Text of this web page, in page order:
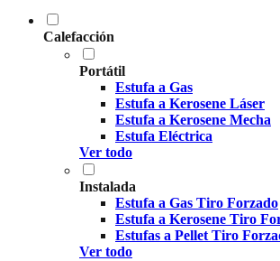
Calefacción
Portátil
Estufa a Gas
Estufa a Kerosene Láser
Estufa a Kerosene Mecha
Estufa Eléctrica
Ver todo
Instalada
Estufa a Gas Tiro Forzado
Estufa a Kerosene Tiro
Estufas a Pellet Tiro
Ver todo